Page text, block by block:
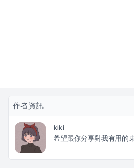
作者資訊
kiki
希望跟你分享對我有用的